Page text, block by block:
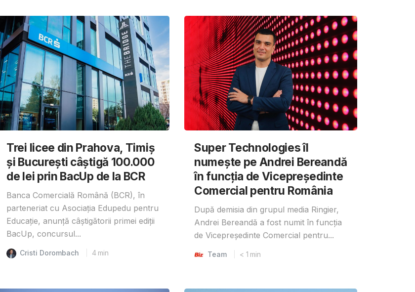
Trei licee din Prahova, Timiș
și București câștigă 100.000
de lei prin BacUp de la BCR
Banca Comercială Română (BCR), în
parteneriat cu Asociația Edupedu pentru
Educație, anunță câștigătorii primei ediții
BacUp, concursul...
Cristi Dorombach 4 min
Super Technologies îl
numește pe Andrei Bereandă
în funcția de Vicepreședinte
Comercial pentru România
După demisia din grupul media Ringier,
Andrei Bereandă a fost numit în funcția
de Vicepreședinte Comercial pentru...
Team < 1 min